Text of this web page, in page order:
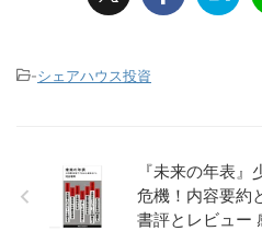
-シェアハウス投資
『未来の年表
危機！内容要約
書評とレビュー